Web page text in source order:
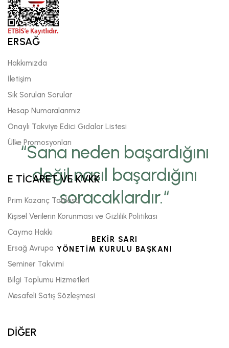
“Sana neden başardığını
değil,nasıl başardığını
soracaklardır.“
BEKİR SARI
YÖNETİM KURULU BAŞKANI
ERSAĞ
Hakkımızda
İletişim
Sık Sorulan Sorular
Hesap Numaralarımız
Onaylı Takviye Edici Gıdalar Listesi
Ülke Promosyonları
E TİCARET VE KVKK
Prim Kazanç Tablosu
Kişisel Verilerin Korunması ve Gizlilik Politikası
Cayma Hakkı
Ersağ Avrupa
Seminer Takvimi
Bilgi Toplumu Hizmetleri
Mesafeli Satış Sözleşmesi
DİĞER